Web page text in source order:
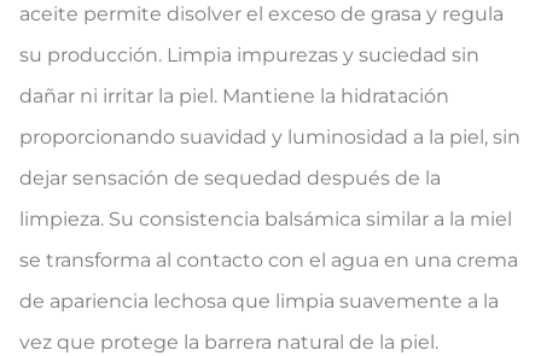
aceite permite disolver el exceso de grasa y regula
su producción. Limpia impurezas y suciedad sin
dañar ni irritar la piel. Mantiene la hidratación
proporcionando suavidad y luminosidad a la piel, sin
dejar sensación de sequedad después de la
limpieza. Su consistencia balsámica similar a la miel
se transforma al contacto con el agua en una crema
de apariencia lechosa que limpia suavemente a la
vez que protege la barrera natural de la piel.